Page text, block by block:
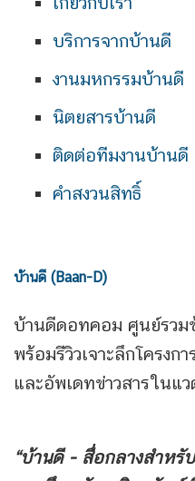
บริการจากบ้านดี
งานมหกรรมบ้านดี
นิตยสารบ้านดี
ติดต่อทีมงานบ้านดี
คำสงวนสิทธิ์
บ้านดี (Baan-D)
บ้านดีดอทคอม ศูนย์รวม
พร้อมรีวิวเจาะลึกโครงก
และอัพเดทข่าวสารในแว
“บ้านดี - สื่อกลางสำหรั